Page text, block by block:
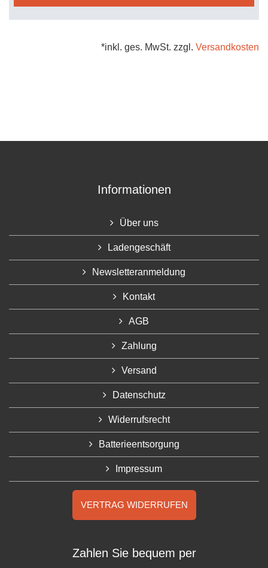
*inkl. ges. MwSt. zzgl. Versandkosten
Informationen
Über uns
Ladengeschäft
Newsletteranmeldung
Kontakt
AGB
Zahlung
Versand
Datenschutz
Widerrufsrecht
Batterieentsorgung
Impressum
VERTRAG WIDERRUFEN
Zahlen Sie bequem per